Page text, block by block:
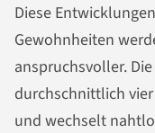
Diese
Gewohnheiten
anspruchsvoller.
durchschnittlich
und wechselt